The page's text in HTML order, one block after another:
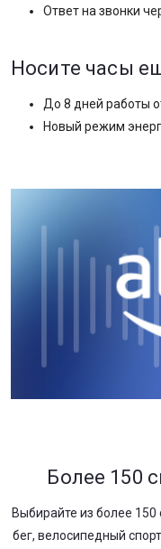
Ответ на звонки
Носите часы
До 8 дней работы
Новый режим
Более 150
Выбирайте из более
бег, велосипедный